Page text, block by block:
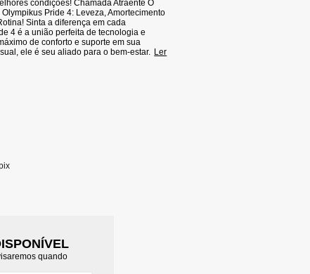
condições! Chamada Atraente O
Pride 4: Leveza, Amortecimento
Sinta a diferença em cada
4 é a união perfeita de tecnologia e
de conforto e suporte em sua
ele é seu aliado para o bem-estar. Ler
quando